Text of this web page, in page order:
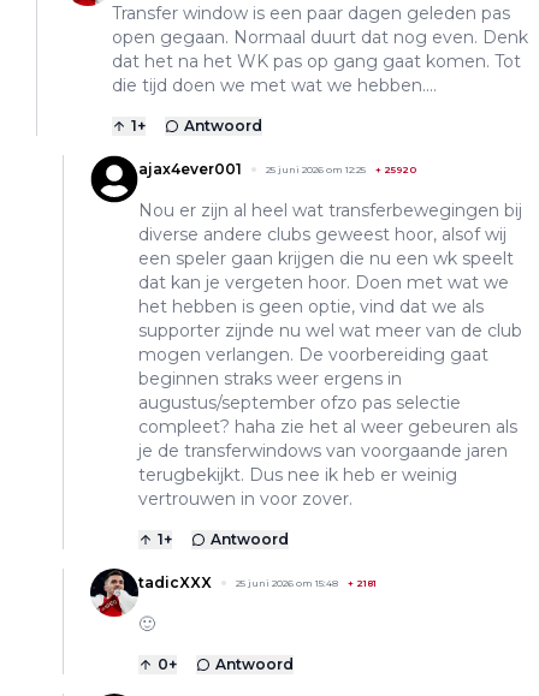
Transfer window is een paar dagen geleden pas
open gegaan. Normaal duurt dat nog even. Denk
dat het na het WK pas op gang gaat komen. Tot
die tijd doen we met wat we hebben....
1+ Antwoord
ajax4ever001 25 juni 2026 om 12:25 + 25920
Nou er zijn al heel wat transferbewegingen bij
diverse andere clubs geweest hoor, alsof wij
een speler gaan krijgen die nu een wk speelt
dat kan je vergeten hoor. Doen met wat we
het hebben is geen optie, vind dat we als
supporter zijnde nu wel wat meer van de club
mogen verlangen. De voorbereiding gaat
beginnen straks weer ergens in
augustus/september ofzo pas selectie
compleet? haha zie het al weer gebeuren als
je de transferwindows van voorgaande jaren
terugbekijkt. Dus nee ik heb er weinig
vertrouwen in voor zover.
1+ Antwoord
tadicXXX 25 juni 2026 om 15:48 + 2181
🙂
0+ Antwoord